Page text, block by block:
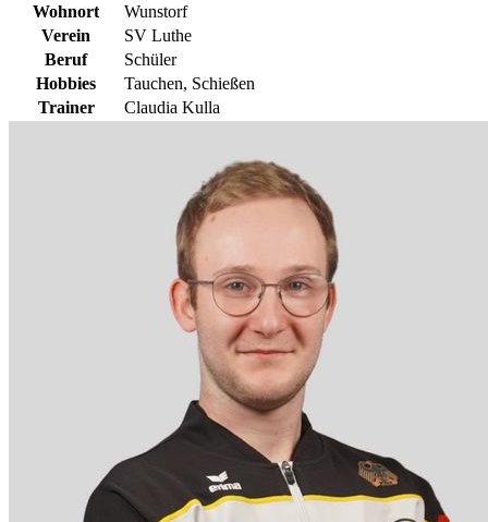
Wohnort
Wunstorf
Verein
SV Luthe
Beruf
Schüler
Hobbies
Tauchen, Schießen
Trainer
Claudia Kulla